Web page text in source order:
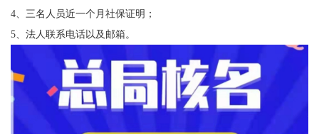
4、三名人员近一个月社保证明；
5、法人联系电话以及邮箱。